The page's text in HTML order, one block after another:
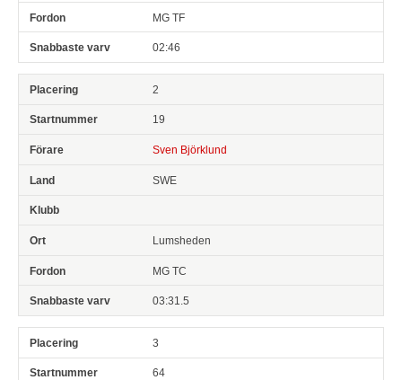
MG TF
02:46
2
19
Sven Björklund
SWE
Lumsheden
MG TC
03:31.5
3
64